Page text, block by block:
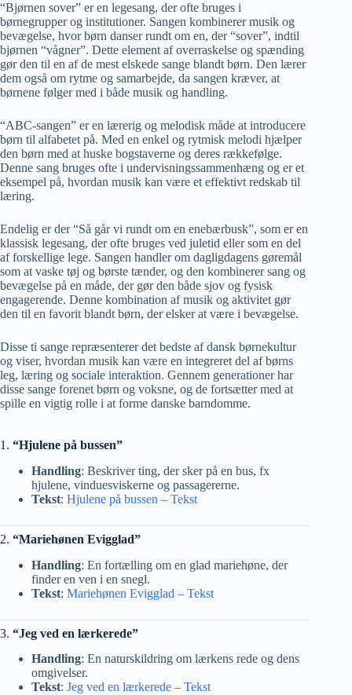
“Bjørnen sover” er en legesang, der ofte bruges i
børnegrupper og institutioner. Sangen kombinerer musik og
bevægelse, hvor børn danser rundt om en, der “sover”, indtil
bjørnen “vågner”. Dette element af overraskelse og spænding
gør den til en af de mest elskede sange blandt børn. Den lærer
dem også om rytme og samarbejde, da sangen kræver, at
børnene følger med i både musik og handling.
“ABC-sangen” er en lærerig og melodisk måde at introducere
børn til alfabetet på. Med en enkel og rytmisk melodi hjælper
den børn med at huske bogstaverne og deres rækkefølge.
Denne sang bruges ofte i undervisningssammenhæng og er et
eksempel på, hvordan musik kan være et effektivt redskab til
læring.
Endelig er der “Så går vi rundt om en enebærbusk”, som er en
klassisk legesang, der ofte bruges ved juletid eller som en del
af forskellige lege. Sangen handler om dagligdagens gøremål
som at vaske tøj og børste tænder, og den kombinerer sang og
bevægelse på en måde, der gør den både sjov og fysisk
engagerende. Denne kombination af musik og aktivitet gør
den til en favorit blandt børn, der elsker at være i bevægelse.
Disse ti sange repræsenterer det bedste af dansk børnekultur
og viser, hvordan musik kan være en integreret del af børns
leg, læring og sociale interaktion. Gennem generationer har
disse sange forenet børn og voksne, og de fortsætter med at
spille en vigtig rolle i at forme danske barndomme.
1. “Hjulene på bussen”
Handling: Beskriver ting, der sker på en bus, fx
hjulene, vinduesviskerne og passagererne.
Tekst: Hjulene på bussen – Tekst
2. “Mariehønen Evigglad”
Handling: En fortælling om en glad mariehøne, der
finder en ven i en snegl.
Tekst: Mariehønen Evigglad – Tekst
3. “Jeg ved en lærkerede”
Handling: En naturskildring om lærkens rede og dens
omgivelser.
Tekst: Jeg ved en lærkerede – Tekst